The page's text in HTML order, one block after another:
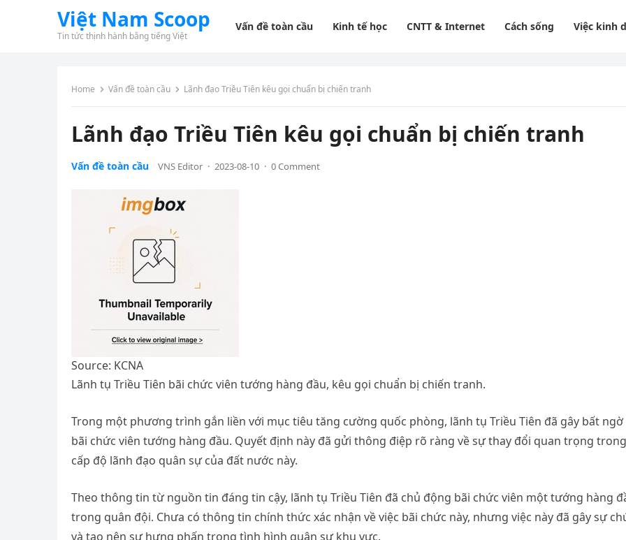
Việt Nam Scoop
Tin tức thịnh hành bằng tiếng Việt
Vấn đề toàn cầu Kinh tế học CNTT & Internet Cách sống Việc kinh
Home Vấn đề toàn cầu Lãnh đạo Triều Tiên kêu gọi chuẩn bị chiến tranh
Lãnh đạo Triều Tiên kêu gọi chuẩn bị chiến tranh
Vấn đề toàn cầu VNS Editor · 2023-08-10 · 0 Comment
Source: KCNA
Lãnh tụ Triều Tiên bãi chức viên tướng hàng đầu, kêu gọi chuẩn bị chiến tranh.
Trong một phương trình gắn liền với mục tiêu tăng cường quốc phòng, lãnh tụ Triều Tiên đã gây bất ngờ
bãi chức viên tướng hàng đầu. Quyết định này đã gửi thông điệp rõ ràng về sự thay đổi quan trọng trong
cấp độ lãnh đạo quân sự của đất nước này.
Theo thông tin từ nguồn tin đáng tin cậy, lãnh tụ Triều Tiên đã chủ động bãi chức viên một tướng hàng
trong quân đội. Chưa có thông tin chính thức xác nhận về việc bãi chức này, nhưng việc này đã gây sự
và tạo nên sự hưng phấn trong tình hình quân sự khu vực.